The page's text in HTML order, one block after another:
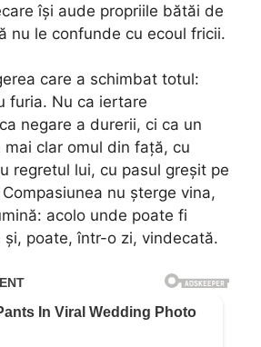
își aude propriile bătăi de
nu le confunde cu ecoul fricii.
care a schimbat totul:
furia. Nu ca iertare
negare a durerii, ci ca un
clar omul din față, cu
regretul lui, cu pasul greșit pe
nu șterge vina,
acolo unde poate fi
și, poate, într-o zi, vindecată.